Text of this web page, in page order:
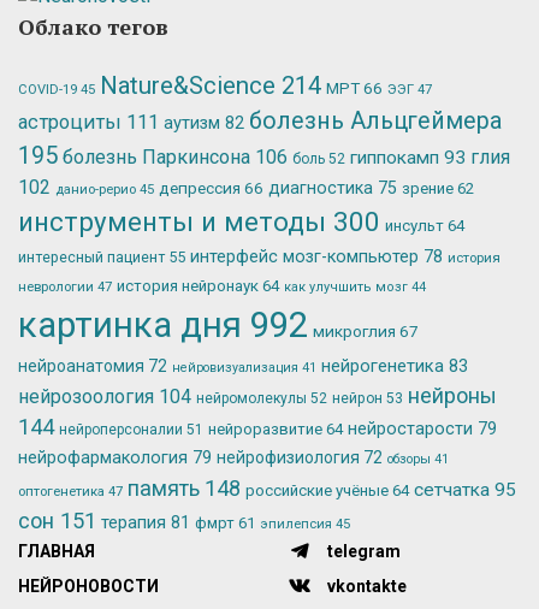
Облако тегов
COVID-19 45 Nature&Science 214 МРТ66 ЭЭГ 47
астроциты 111 аутизм 82 болезнь Альцгеймера
195 болезнь Паркинсона 106 боль 52 гиппокамп 93 глия
102 данио-рерио 45 депрессия 66 диагностика 75 зрение 62
инструменты и методы 300 инсульт 64
интересный пациент 55 интерфейс мозг-компьютер 78 история
неврологии 47 история нейронаук 64 как улучшить мозг 44
картинка дня 992 микроглия 67
нейроанатомия 72 нейровизуализация 41 нейрогенетика 83
нейрозоология 104 нейромолекулы 52 нейрон 53 нейроны
144 нейроперсоналии 51 нейроразвитие 64 нейростарости 79
нейрофармакология 79 нейрофизиология 72 обзоры 41
оптогенетика 47 память 148 российские учёные 64 сетчатка 95
сон 151 терапия 81 фмрт 61 эпилепсия 45
ГЛАВНАЯ
НЕЙРОНОВОСТИ
telegram
vkontakte